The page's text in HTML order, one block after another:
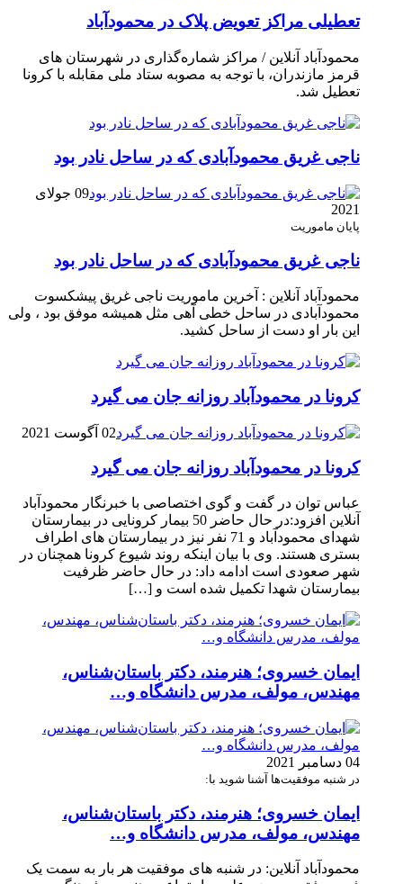
تعطیلی مراکز تعویض پلاک در محمودآباد
محمودآباد آنلاین / مراکز شماره‌گذاری در شهر‌ستان های
قرمز مازندران، با توجه به مصوبه ستاد ملی مقابله با کرونا
تعطیل شد.
ناجی غریق محمودآبادی که در ساحل نادر بود
09 جولای
2021
پایان ماموریت
ناجی غریق محمودآبادی که در ساحل نادر بود
محمودآباد آنلاین : آخرین ماموریت ناجی غریق پیشکسوت
محمودآبادی در ساحل خطی آهی مثل همیشه موفق بود ، ولی
این بار او دست از ساحل کشید.
کرونا در محمودآباد روزانه جان می گیرد
02 آگوست 2021
کرونا در محمودآباد روزانه جان می گیرد
عباس توان در گفت و گوی اختصاصی با خبرنگار محمودآباد
آنلاین افزود:در حال حاضر 50 بیمار کرونایی در بیمارستان
شهدای محمودآباد و 71 نفر نیز در بیمارستان های اطراف
بستری هستند. وی با بیان اینکه روند شیوع کرونا همچنان در
شهر صعودی است ادامه داد: در حال حاضر ظرفیت
بیمارستان شهدا تکمیل شده است و […]
ایمان خسروی؛ هنرمند، دکتر باستان‌شناس،
مهندس، مولف، مدرس دانشگاه و…
04 دسامبر 2021
در شنبه موفقیت‌ها آشنا شوید با:
ایمان خسروی؛ هنرمند، دکتر باستان‌شناس،
مهندس، مولف، مدرس دانشگاه و…
محمودآباد آنلاین: در شنبه های موفقیت هر بار به سمت یک